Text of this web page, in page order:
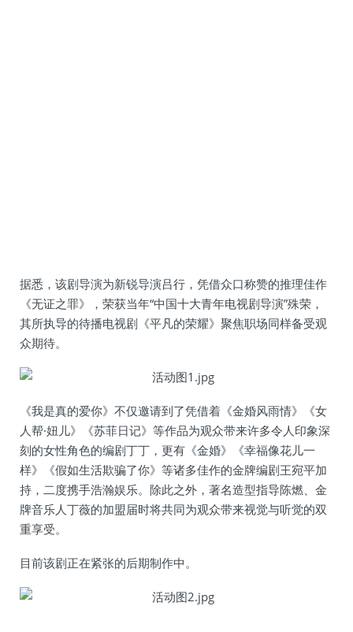
据悉，该剧导演为新锐导演吕行，凭借众口称赞的推理佳作
《无证之罪》，荣获当年“中国十大青年电视剧导演”殊荣，
其所执导的待播电视剧《平凡的荣耀》聚焦职场同样备受观
众期待。
《我是真的爱你》不仅邀请到了凭借着《金婚风雨情》《女
人帮·妞儿》《苏菲日记》等作品为观众带来许多令人印象深
刻的女性角色的编剧丁丁，更有《金婚》《幸福像花儿一
样》《假如生活欺骗了你》等诸多佳作的金牌编剧王宛平加
持，二度携手浩瀚娱乐。除此之外，著名造型指导陈燃、金
牌音乐人丁薇的加盟届时将共同为观众带来视觉与听觉的双
重享受。
目前该剧正在紧张的后期制作中。